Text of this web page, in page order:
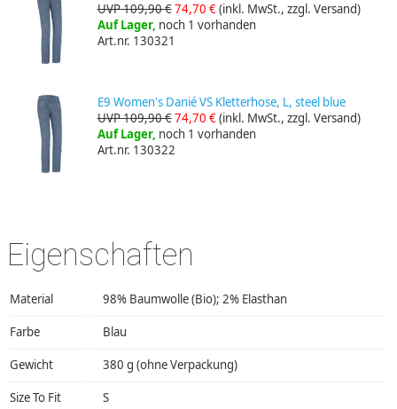
UVP 109,90 €74,70 €(inkl. MwSt., zzgl. Versand)
Auf Lager, noch 1 vorhanden
Art.nr. 130321
E9 Women's Danié VS Kletterhose, L, steel blue
UVP 109,90 €74,70 €(inkl. MwSt., zzgl. Versand)
Auf Lager, noch 1 vorhanden
Art.nr. 130322
Eigenschaften
Material 98% Baumwolle (Bio); 2% Elasthan
Farbe Blau
Gewicht 380 g (ohne Verpackung)
Size To Fit S